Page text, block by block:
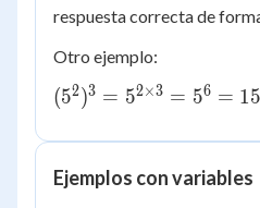
respuesta correcta de
Otro ejemplo:
(5^{2})^{3}
\times 3} =
5^{6} =
15625
(52)3 = 52×3 = 56 =
Ejemplos con variables